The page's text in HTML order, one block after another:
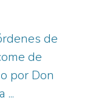
de
de
por Don
...